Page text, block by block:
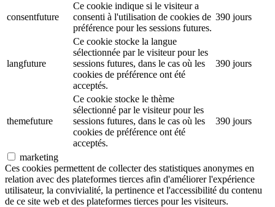
consentfuture
Ce cookie indique si le visiteur a
consenti à l'utilisation de cookies de
préférence pour les sessions futures.
390 jours
langfuture
Ce cookie stocke la langue
sélectionnée par le visiteur pour les
sessions futures, dans le cas où les
cookies de préférence ont été
acceptés.
390 jours
themefuture
Ce cookie stocke le thème
sélectionné par le visiteur pour les
sessions futures, dans le cas où les
cookies de préférence ont été
acceptés.
390 jours
marketing
Ces cookies permettent de collecter des statistiques anonymes en
relation avec des plateformes tierces afin d'améliorer l'expérience
utilisateur, la convivialité, la pertinence et l'accessibilité du contenu
de ce site web et des plateformes tierces pour les visiteurs.